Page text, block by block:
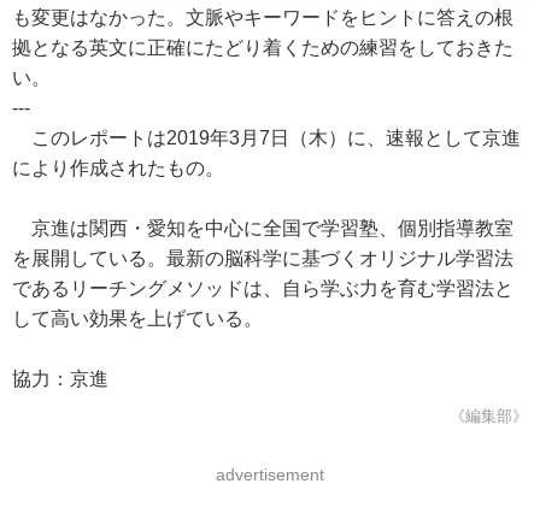
も変更はなかった。文脈やキーワードをヒントに答えの根
拠となる英文に正確にたどり着くための練習をしておきた
い。
---
このレポートは2019年3月7日（木）に、速報として京進
により作成されたもの。
京進は関西・愛知を中心に全国で学習塾、個別指導教室
を展開している。最新の脳科学に基づくオリジナル学習法
であるリーチングメソッドは、自ら学ぶ力を育む学習法と
して高い効果を上げている。
協力：京進
《編集部》
advertisement